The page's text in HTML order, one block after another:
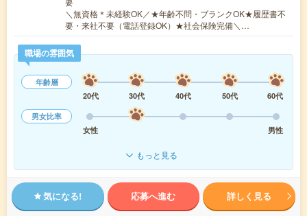
＼無資格＊未経験OK／★年齢不問・ブランクOK★履歴書不
要・来社不要（電話登録OK）★社会保険完備＼…
職場の雰囲気
年齢層
20代
30代 40代 50代
60代
男女比率
女性
男性
もっと見る
気になる! 応募へ進む 詳しく見る